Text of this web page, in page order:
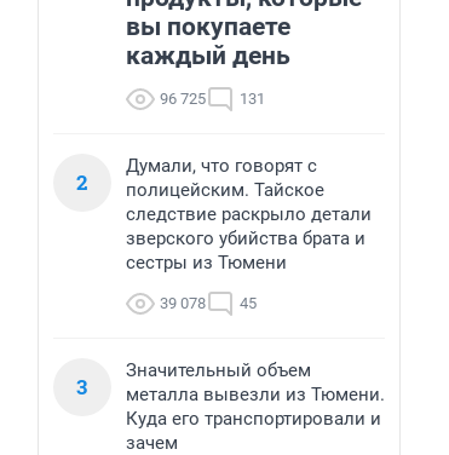
вы покупаете
каждый день
96 725 131
2
Думали, что говорят с
полицейским. Тайское
следствие раскрыло детали
зверского убийства брата и
сестры из Тюмени
39 078 45
3
Значительный объем
металла вывезли из Тюмени.
Куда его транспортировали и
зачем